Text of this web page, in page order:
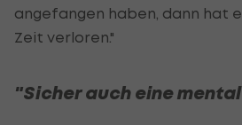
angefangen haben, dann hat
Zeit verloren."
"Sicher auch eine